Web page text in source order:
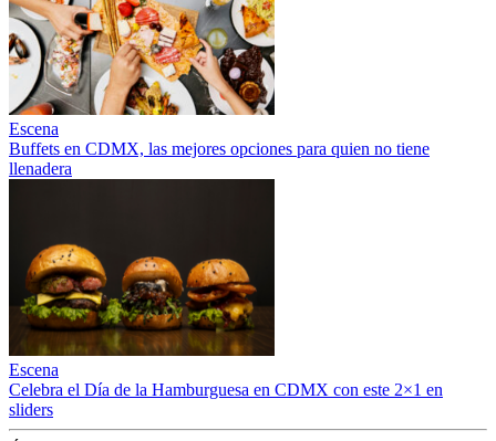
Escena
Buffets en CDMX, las mejores opciones para quien no tiene
llenadera
Escena
Celebra el Día de la Hamburguesa en CDMX con este 2×1 en
sliders